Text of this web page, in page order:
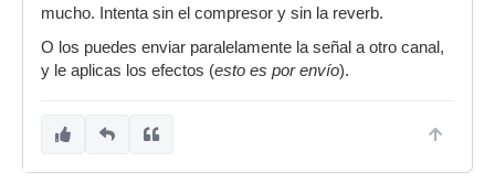
mucho. Intenta sin el compresor y sin la reverb.
O los puedes enviar paralelamente la señal a otro canal,
y le aplicas los efectos (esto es por envío).